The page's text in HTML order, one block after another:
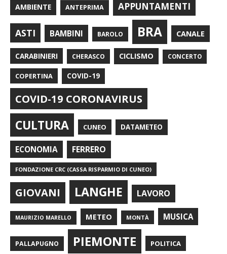
AMBIENTE ANTEPRIMA APPUNTAMENTI
ASTI BAMBINI BAROLO BRA CANALE
CARABINIERI CHERASCO CICLISMO CONCERTO
COPERTINA COVID-19
COVID-19 CORONAVIRUS
CULTURA CUNEO DATAMETEO
ECONOMIA FERRERO
FONDAZIONE CRC (CASSA RISPARMIO DI CUNEO)
GIOVANI LANGHE LAVORO
MAURIZIO MARELLO METEO MONTÀ MUSICA
PALLAPUGNO PIEMONTE POLITICA